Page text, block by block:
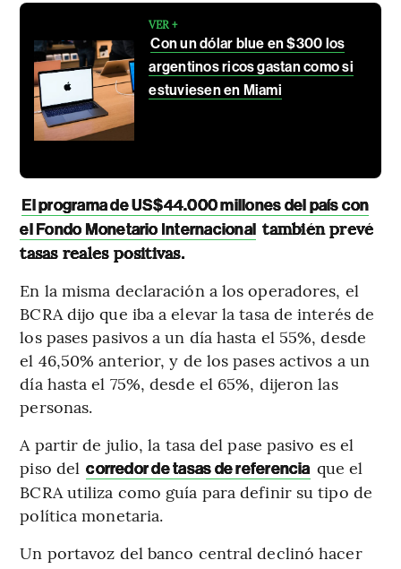
VER +
Con un dólar blue en $300 los
argentinos ricos gastan como si
estuviesen en Miami
El programa de US$44.000 millones del país con
el Fondo Monetario Internacional también prevé
tasas reales positivas.
En la misma declaración a los operadores, el
BCRA dijo que iba a elevar la tasa de interés de
los pases pasivos a un día hasta el 55%, desde
el 46,50% anterior, y de los pases activos a un
día hasta el 75%, desde el 65%, dijeron las
personas.
A partir de julio, la tasa del pase pasivo es el
piso del corredor de tasas de referencia que el
BCRA utiliza como guía para definir su tipo de
política monetaria.
Un portavoz del banco central declinó hacer